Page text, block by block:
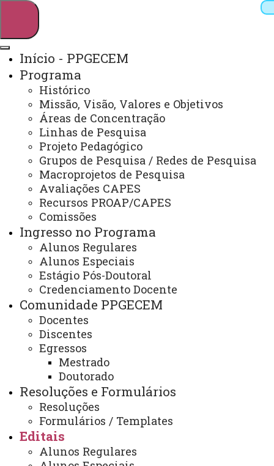
Webmail Sistemas
Arquivo Virtual
Campus
Início - PPGECEM
Programa
Histórico
Missão, Visão, Valores e Objetivos
Áreas de Concentração
Linhas de Pesquisa
Projeto Pedagógico
Grupos de Pesquisa / Redes de Pesquisa
Macroprojetos de Pesquisa
Avaliações CAPES
Recursos PROAP/CAPES
Comissões
Ingresso no Programa
Alunos Regulares
Alunos Especiais
Estágio Pós-Doutoral
Credenciamento Docente
Comunidade PPGECEM
Docentes
Discentes
Egressos
Mestrado
Doutorado
Resoluções e Formulários
Resoluções
Formulários / Templates
Editais
Alunos Regulares
Educação em Ciências e Educação Matemática
Edital nº 01/2024 - PPGECEM -
Resultado do processo seletivo
para distribuição de bolsa do
CNPq
Edital nº 01/2024 - PPGECEM - Resultado do processo
seletivo para distribuição de bolsa do CNPq .PDF
ATUALIZAÇÃO MAIS RECENTE: 25 DE JANEIRO DE
2024
ACESSOS: 251